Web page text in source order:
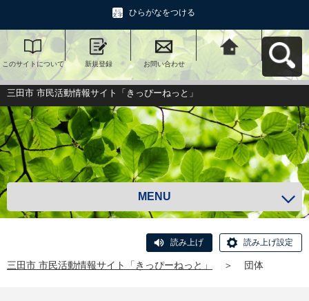
ひらがなをつける
このサイトについて 新規登録 お問い合わせ
三田市 市民活動情報
サイト「きっぴーね
っと」へ戻る
三田市 市民活動情報サイト「きっぴーねっと」
MENU
読み上げ 読み上げ設定
三田市 市民活動情報サイト「きっぴーねっと」 ＞ 団体